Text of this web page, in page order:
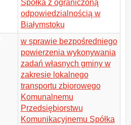
Spółka z ograniczoną
odpowiedzialnością w
Białymstoku
w sprawie bezpośredniego
powierzenia wykonywania
zadań własnych gminy w
zakresie lokalnego
transportu zbiorowego
Komunalnemu
Przedsiębiorstwu
Komunikacyjnemu Spółka